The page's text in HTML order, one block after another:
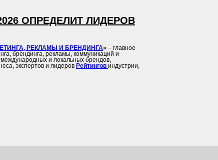
ОПРЕДЕЛИТ ЛИДЕРОВ
РЕКЛАМЫ И БРЕНДИНГА» – главное
брендинга, рекламы, коммуникаций и
и локальных брендов,
экспертов и лидеров Рейтингов индустрии,